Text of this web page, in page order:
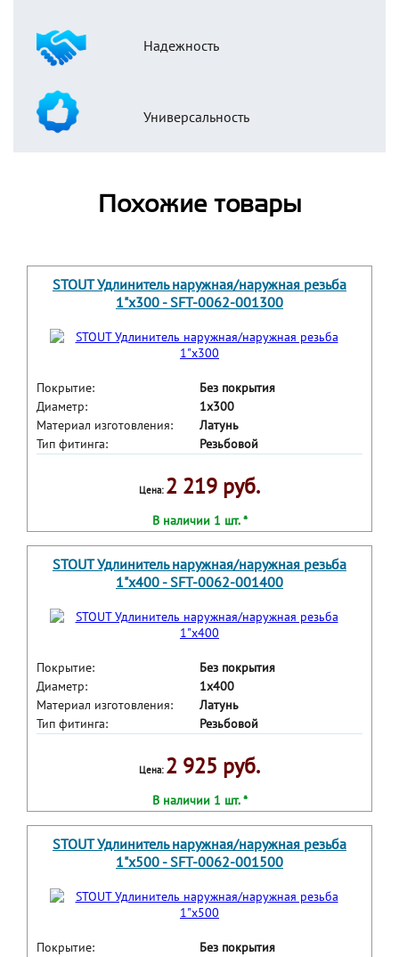
Надежность
Универсальность
Похожие товары
STOUT Удлинитель наружная/наружная резьба
1"x300 - SFT-0062-001300
Покрытие:
Без покрытия
Диаметр:
1x300
Материал изготовления:
Латунь
Тип фитинга:
Резьбовой
Цена: 2 219 руб.
В наличии 1 шт. *
STOUT Удлинитель наружная/наружная резьба
1"x400 - SFT-0062-001400
Покрытие:
Без покрытия
Диаметр:
1x400
Материал изготовления:
Латунь
Тип фитинга:
Резьбовой
Цена: 2 925 руб.
В наличии 1 шт. *
STOUT Удлинитель наружная/наружная резьба
1"x500 - SFT-0062-001500
Покрытие:
Без покрытия